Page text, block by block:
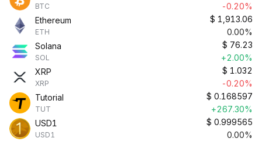
BTC
-0.20%
Ethereum
ETH
$ 1,913.06
0.00%
Solana
SOL
$ 76.23
+2.00%
XRP
XRP
$ 1.032
-0.20%
Tutorial
TUT
$ 0.168597
+267.30%
USD1
USD1
$ 0.999565
0.00%